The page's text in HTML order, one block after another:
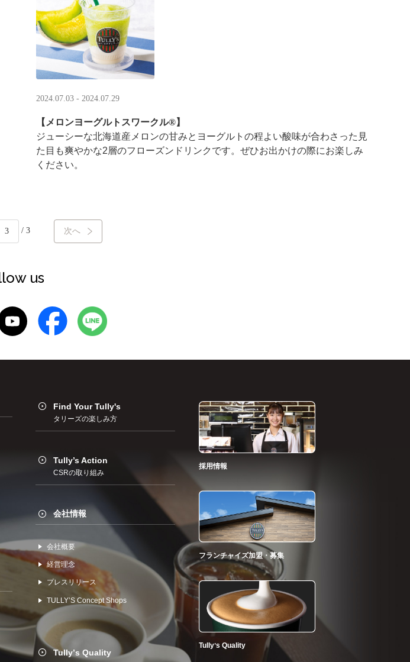
2024.07.03 - 2024.07.29
【メロンヨーグルトスワークル®】
ジューシーな北海道産メロンの甘みとヨーグルトの程よい酸味が合わさった見
た目も爽やかな2層のフローズンドリンクです。ぜひお出かけの際にお楽しみ
ください。
/ 3 次へ
us
Find Your Tully's
タリーズの楽しみ方
Tully’s Action
CSRの取り組み
会社情報
会社概要
経営理念
プレスリリース
TULLYʼS Concept Shops
Tullyʼs Quality
採用情報
フランチャイズ加盟・募集
Tullyʼs Quality